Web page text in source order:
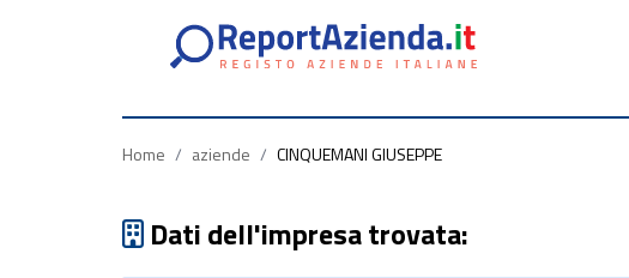
Home / aziende / CINQUEMANI GIUSEPPE
Dati dell'impresa trovata: